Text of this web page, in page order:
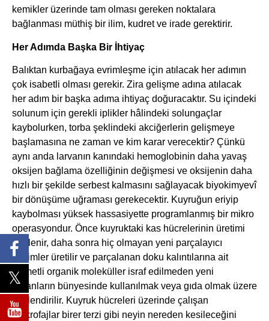
kemikler üzerinde tam olması gereken noktalara
bağlanması müthiş bir ilim, kudret ve irade gerektirir.
Her Adımda Başka Bir İhtiyaç
Balıktan kurbağaya evrimleşme için atılacak her adımın
çok isabetli olması gerekir. Zira gelişme adına atılacak
her adım bir başka adıma ihtiyaç doğuracaktır. Su içindeki
solunum için gerekli iplikler hâlindeki solungaçlar
kaybolurken, torba şeklindeki akciğerlerin gelişmeye
başlamasına ne zaman ve kim karar verecektir? Çünkü
aynı anda larvanın kanındaki hemoglobinin daha yavaş
oksijen bağlama özelliğinin değişmesi ve oksijenin daha
hızlı bir şekilde serbest kalmasını sağlayacak biyokimyevî
bir dönüşüme uğraması gerekecektir. Kuyruğun eriyip
kaybolması yüksek hassasiyette programlanmış bir mikro
operasyondur. Önce kuyruktaki kas hücrelerinin üretimi
frenlenir, daha sonra hiç olmayan yeni parçalayıcı
enzimler üretilir ve parçalanan doku kalıntılarına ait
kıymetli organik moleküller israf edilmeden yeni
organların bünyesinde kullanılmak veya gıda olmak üzere
yönlendirilir. Kuyruk hücreleri üzerinde çalışan
makrofajlar birer terzi gibi neyin nereden kesileceğini